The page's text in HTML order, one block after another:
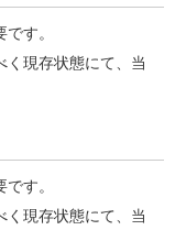
す。
く現存状態にて、当
す。
く現存状態にて、当